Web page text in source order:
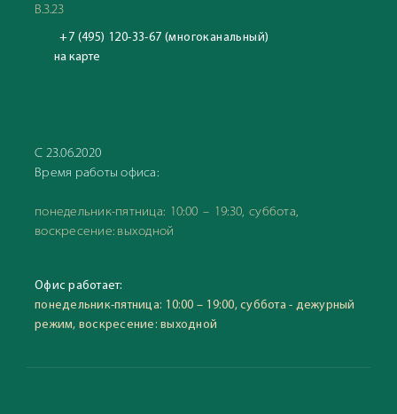
В.3.23
+7 (495) 120-33-67 (многоканальный)
на карте
С 23.06.2020
Время работы офиса:
понедельник-пятница: 10:00 – 19:30, суббота,
воскресение: выходной
Офис работает:
понедельник-пятница: 10:00 – 19:00, суббота - дежурный
режим, воскресение: выходной